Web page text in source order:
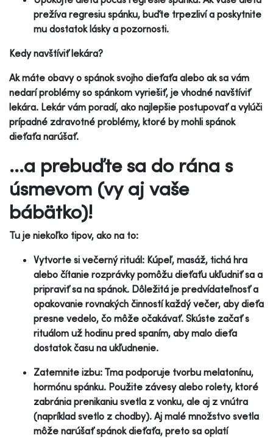
prežíva regresiu spánku, buďte trpezliví a poskytnite
mu dostatok lásky a pozornosti.
Kedy navštíviť lekára?
Ak máte obavy o spánok svojho dieťaťa alebo ak sa vám
nedarí problémy so spánkom vyriešiť, je vhodné navštíviť
lekára. Lekár vám poradí, ako najlepšie postupovať a vylúči
prípadné zdravotné problémy, ktoré by mohli spánok
dieťaťa narúšať.
...a prebuďte sa do rána s
úsmevom (vy aj vaše
bábätko)!
Tu je niekoľko tipov, ako na to:
Vytvorte si večerný rituál: Kúpeľ, masáž, tichá hra
alebo čítanie rozprávky pomôžu dieťaťu ukľudniť sa a
pripraviť sa na spánok. Dôležitá je predvídateľnosť a
opakovanie rovnakých činností každý večer, aby dieťa
presne vedelo, čo môže očakávať. Skúste začať s
rituálom už hodinu pred spaním, aby malo dieťa
dostatok času na ukľudnenie.
Zatemnite izbu: Tma podporuje tvorbu melatonínu,
hormónu spánku. Použite závesy alebo rolety, ktoré
zabránia prenikaniu svetla z vonku, ale aj z vnútra
(napríklad svetlo z chodby). Aj malé množstvo svetla
môže narúšať spánok dieťaťa, preto sa oplatí